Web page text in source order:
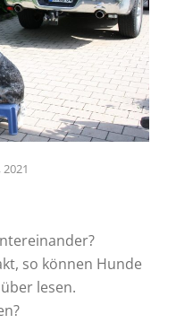
so können Hunde
lesen.